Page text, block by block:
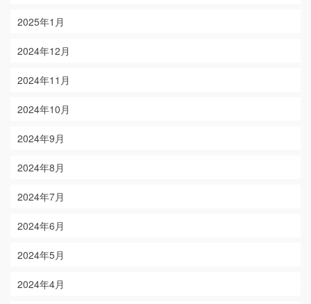
2025年1月
2024年12月
2024年11月
2024年10月
2024年9月
2024年8月
2024年7月
2024年6月
2024年5月
2024年4月